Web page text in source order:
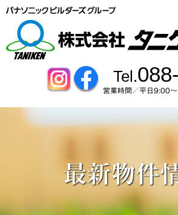
Tel.
営業時間／平日9:00
最新物件